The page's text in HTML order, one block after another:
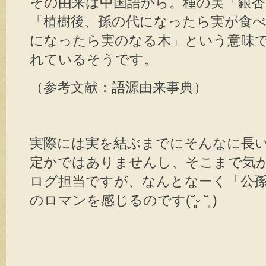
「植樹後、孫の代になったら実が食
になったら実のなる木」という意味
れているそうです。
（参考文献：語源由来事典）
実際には実を結ぶまでにそんなに長
定かではありませんし、そこまで気
ログ担当ですが、なんとなーく「公
のロマンを感じるのです(˘͈ᵕ ˘͈ )